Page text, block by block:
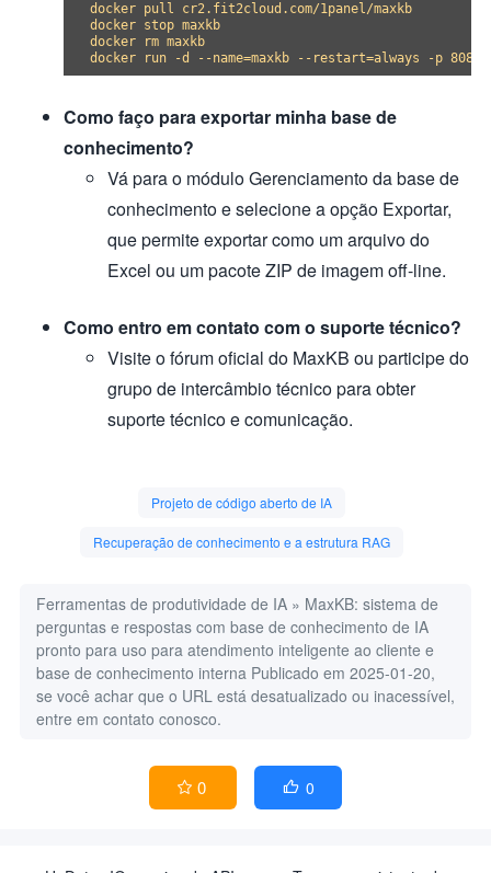
docker pull cr2.fit2cloud.com/1panel/maxkb
docker stop maxkb
docker rm maxkb
Como faço para exportar minha base de
conhecimento?
Vá para o módulo Gerenciamento da base de
conhecimento e selecione a opção Exportar,
que permite exportar como um arquivo do
Excel ou um pacote ZIP de imagem off-line.
Como entro em contato com o suporte técnico?
Visite o fórum oficial do MaxKB ou participe do
grupo de intercâmbio técnico para obter
suporte técnico e comunicação.
Projeto de código aberto de IA
Recuperação de conhecimento e a estrutura RAG
Ferramentas de produtividade de IA » MaxKB: sistema de
perguntas e respostas com base de conhecimento de IA
pronto para uso para atendimento inteligente ao cliente e
base de conhecimento interna Publicado em 2025-01-20,
se você achar que o URL está desatualizado ou inacessível,
entre em contato conosco.
 0  0